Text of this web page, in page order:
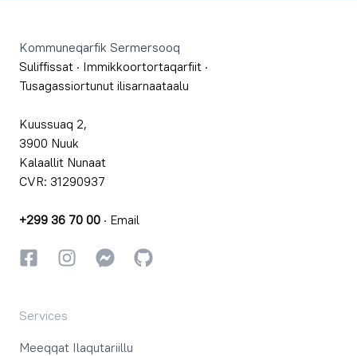
Kommuneqarfik Sermersooq
Suliffissat · Immikkoortortaqarfiit ·
Tusagassiortunut ilisarnaataalu
Kuussuaq 2,
3900 Nuuk
Kalaallit Nunaat
CVR: 31290937
+299 36 70 00 · Email
FacebookkiInstagrammiInstagrammi
GitHub
Services
Meeqqat Ilaqutariillu